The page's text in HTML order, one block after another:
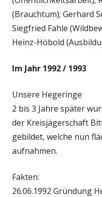
(Brauchtum); Gerhard
Siegfried Fahle
Heinz-Höbold
Im Jahr 1992 / 1993
Unsere Hegeringe
2 bis 3 Jahre später
der Kreisjägerschaft
gebildet, welche nun
aufnahmen.
Fakten:
26.06.1992 Gründung